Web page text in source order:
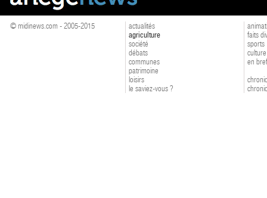
© midinews.com - 2005-2015
actualités
agriculture
société
débats
communes
patrimoine
loisirs
le saviez-vous ?
faits
sports
culture
en bref